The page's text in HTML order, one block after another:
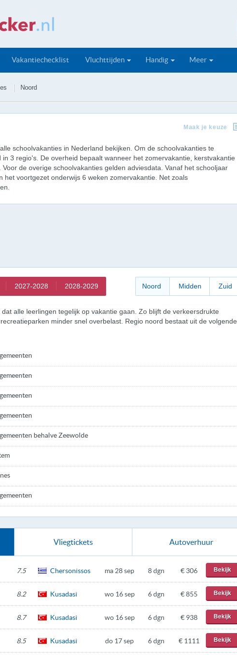
Vakantiechecklist Vluchttijden Handig Meer
Noord
Maak je keuze
schoolvakanties in Nederland bekijken. Om de schoolvakanties te
3 regio's. De overheid bepaalt wanneer het zomervakantie, kerstvakantie
de overige schoolvakanties gelden adviesdata. Vanaf het schooljaar
het voortgezet onderwijs 6 weken zomervakantie. Net zoals
2027-2028 2028-2029 Noord Midden Zuid
alle leerlingen tegelijk op vakantie gaan. Zo blijft de verkeersdrukte
minder snel overbelast. Regio noord bestaat uit de volgende
behalve Zeewolde
Vliegtickets Autoverhuur
7.5 Chersonissos ma 28 sep 8 dgn € 306 Bekijk
8.2 Kusadasi wo 16 sep 6 dgn € 855 Bekijk
8.7 Kusadasi wo 16 sep 6 dgn € 938 Bekijk
8.5 Kusadasi do 17 sep 6 dgn € 1111 Bekijk